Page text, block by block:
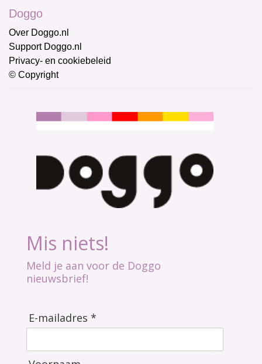
Doggo
Over Doggo.nl
Support Doggo.nl
Privacy- en cookiebeleid
© Copyright
Mis niets!
Meld je aan voor de Doggo
nieuwsbrief!
E-mailadres *